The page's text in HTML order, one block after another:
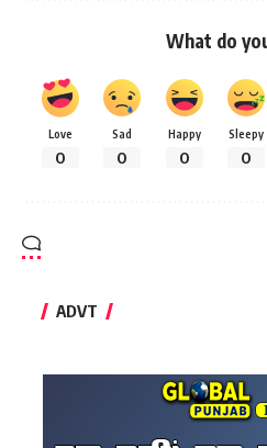
What do
Love
0
Sad
0
Happy
0
Sleepy
0
ADVT